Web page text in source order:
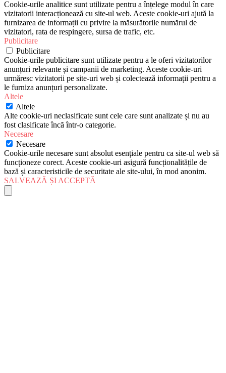
Cookie-urile analitice sunt utilizate pentru a înțelege modul în care
vizitatorii interacționează cu site-ul web. Aceste cookie-uri ajută la
furnizarea de informații cu privire la măsurătorile numărul de
vizitatori, rata de respingere, sursa de trafic, etc.
Publicitare
Publicitare
Cookie-urile publicitare sunt utilizate pentru a le oferi vizitatorilor
anunțuri relevante și campanii de marketing. Aceste cookie-uri
urmăresc vizitatorii pe site-uri web și colectează informații pentru a
le furniza anunțuri personalizate.
Altele
Altele
Alte cookie-uri neclasificate sunt cele care sunt analizate și nu au
fost clasificate încă într-o categorie.
Necesare
Necesare
Cookie-urile necesare sunt absolut esențiale pentru ca site-ul web să
funcționeze corect. Aceste cookie-uri asigură funcționalitățile de
bază și caracteristicile de securitate ale site-ului, în mod anonim.
SALVEAZĂ ȘI ACCEPTĂ